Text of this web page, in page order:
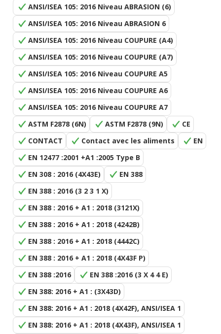
ANSI/ISEA 105: 2016 Niveau ABRASION (6)
ANSI/ISEA 105: 2016 Niveau ABRASION 6
ANSI/ISEA 105: 2016 Niveau COUPURE (A4)
ANSI/ISEA 105: 2016 Niveau COUPURE (A7)
ANSI/ISEA 105: 2016 Niveau COUPURE A5
ANSI/ISEA 105: 2016 Niveau COUPURE A6
ANSI/ISEA 105: 2016 Niveau COUPURE A7
ASTM F2878 (6N)
ASTM F2878 (9N)
CE
CONTACT
Contact avec les aliments
EN
EN 12477 :2001 +A1 :2005 Type B
EN 308 : 2016 (4X43E)
EN 388
EN 388 : 2016 (3 2 3 1 X)
EN 388 : 2016 + A1 : 2018 (3121X)
EN 388 : 2016 + A1 : 2018 (4242B)
EN 388 : 2016 + A1 : 2018 (4442C)
EN 388 : 2016 + A1 : 2018 (4X43F P)
EN 388 :2016
EN 388 :2016 (3 X 4 4 E)
EN 388: 2016 + A1 : (3X43D)
EN 388: 2016 + A1 : 2018 (4X42F), ANSI/ISEA 1
EN 388: 2016 + A1 : 2018 (4X43F), ANSI/ISEA 1